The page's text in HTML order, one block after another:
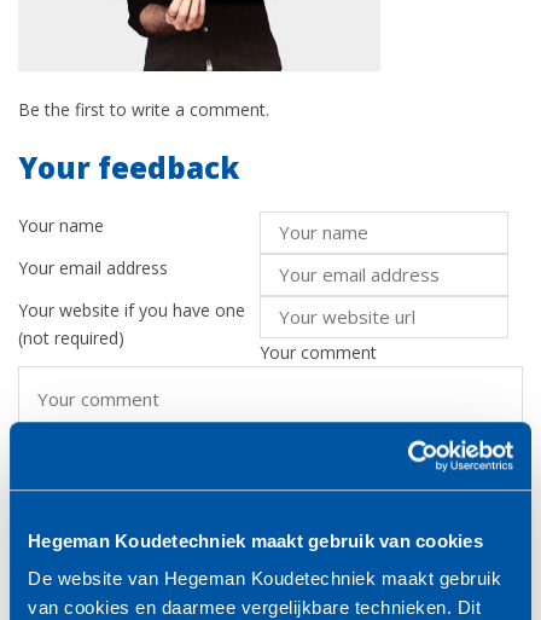
Hegeman Koudetechniek maakt gebruik van cookies
De website van Hegeman Koudetechniek maakt gebruik
van cookies en daarmee vergelijkbare technieken. Dit
Be the first to write a comment.
Your feedback
Your name
Your email address
Your website if you have one
(not required)
Your comment